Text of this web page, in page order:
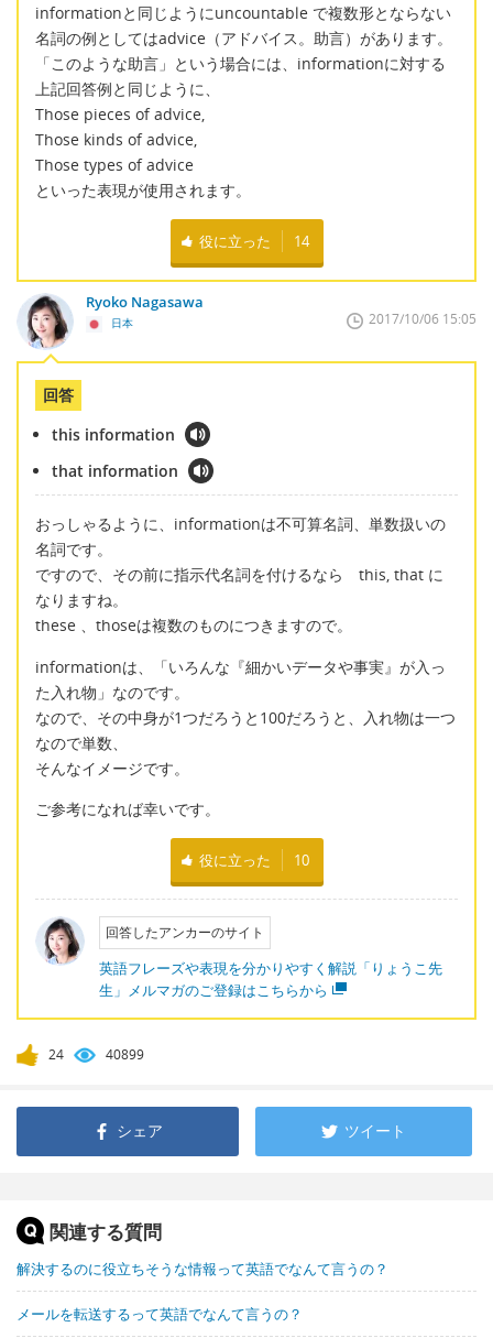
informationと同じようにuncountable で複数形とならない
名詞の例としてはadvice（アドバイス。助言）があります。
「このような助言」という場合には、informationに対する
上記回答例と同じように、
Those pieces of advice,
Those kinds of advice,
Those types of advice
といった表現が使用されます。
役に立った 14
Ryoko Nagasawa
日本 2017/10/06 15:05
回答
this information
that information
おっしゃるように、informationは不可算名詞、単数扱いの
名詞です。
ですので、その前に指示代名詞を付けるなら this, that に
なりますね。
these 、thoseは複数のものにつきますので。
informationは、「いろんな『細かいデータや事実』が入っ
た入れ物」なのです。
なので、その中身が1つだろうと100だろうと、入れ物は一つ
なので単数、
そんなイメージです。
ご参考になれば幸いです。
役に立った 10
回答したアンカーのサイト
英語フレーズや表現を分かりやすく解説「りょうこ先
生」メルマガのご登録はこちらから
24 40899
シェア ツイート
関連する質問
解決するのに役立ちそうな情報って英語でなんて言うの？
メールを転送するって英語でなんて言うの？